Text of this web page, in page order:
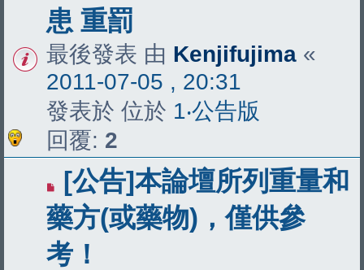
患 重罰
最後發表 由 Kenjifujima «
2011-07-05 , 20:31
發表於 位於 1‧公告版
回覆: 2
[公告]本論壇所列重量和
藥方(或藥物)，僅供參
考！